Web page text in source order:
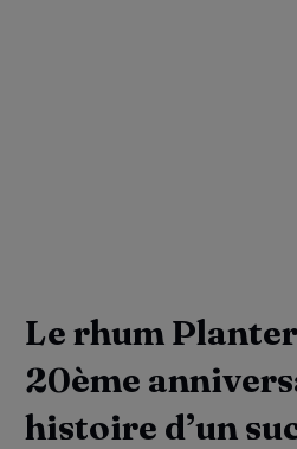
Le rhum
20ème
histoire d’un